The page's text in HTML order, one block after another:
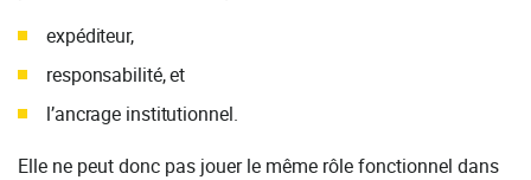
expéditeur,
responsabilité, et
l’ancrage institutionnel.
Elle ne peut donc pas jouer le même rôle fonctionnel dans